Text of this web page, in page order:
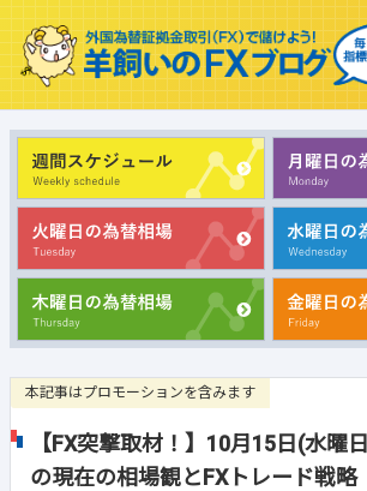
本記事はプロモーションを含みます
【FX突撃取材！】10月15日(水曜
の現在の相場観とFXトレード戦略